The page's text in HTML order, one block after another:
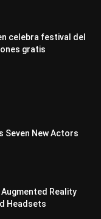
celebra festival del
gratis
Seven New Actors
Reality
Headsets